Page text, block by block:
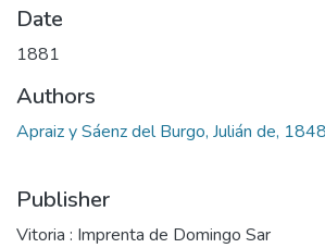
Date
1881
Authors
Apraiz y Sáenz del Burgo, Julián de,
Publisher
Vitoria : Imprenta de Domingo Sar